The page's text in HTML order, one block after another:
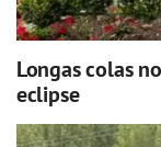
Longas colas
eclipse